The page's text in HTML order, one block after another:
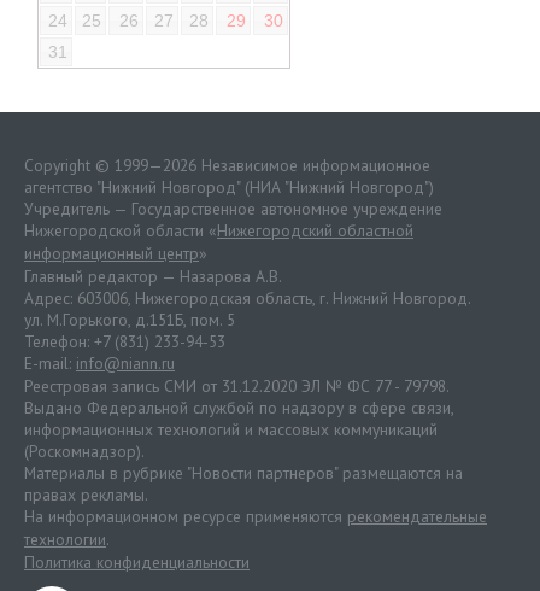
24
25 26 27 28 29
30
31
Copyright © 1999—2026 Независимое информационное
агентство "Нижний Новгород" (НИА "Нижний Новгород")
Учредитель — Государственное автономное учреждение
Нижегородской области «Нижегородский областной
информационный центр»
Главный редактор — Назарова А.В.
Адрес: 603006, Нижегородская область, г. Нижний Новгород.
ул. М.Горького, д.151Б, пом. 5
Телефон: +7 (831) 233-94-53
E-mail: info@niann.ru
Реестровая запись СМИ от 31.12.2020 ЭЛ № ФС 77 - 79798.
Выдано Федеральной службой по надзору в сфере связи,
информационных технологий и массовых коммуникаций
(Роскомнадзор).
Материалы в рубрике "Новости партнеров" размещаются на
правах рекламы.
На информационном ресурсе применяются рекомендательные
технологии.
Политика конфиденциальности